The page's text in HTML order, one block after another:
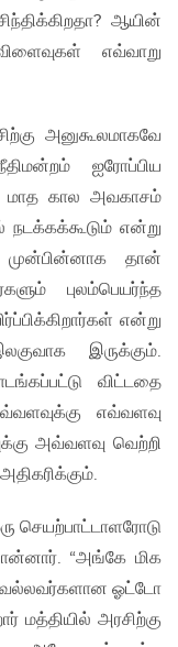
ஆயின்
எவ்வாறு
அனுகூலமாகவே
ஐரோப்பிய
மாத கால அவகாசம்
நடக்கக்கூடும் என்று
முன்பின்னாக தான்
புலம்பெயர்ந்த
என்று
இருக்கும்.
விட்டதை
எவ்வளவு
அவ்வளவு வெற்றி
“அங்கே மிக
வல்லவர்களான ஓட்டோ
மத்தியில் அரசிற்கு